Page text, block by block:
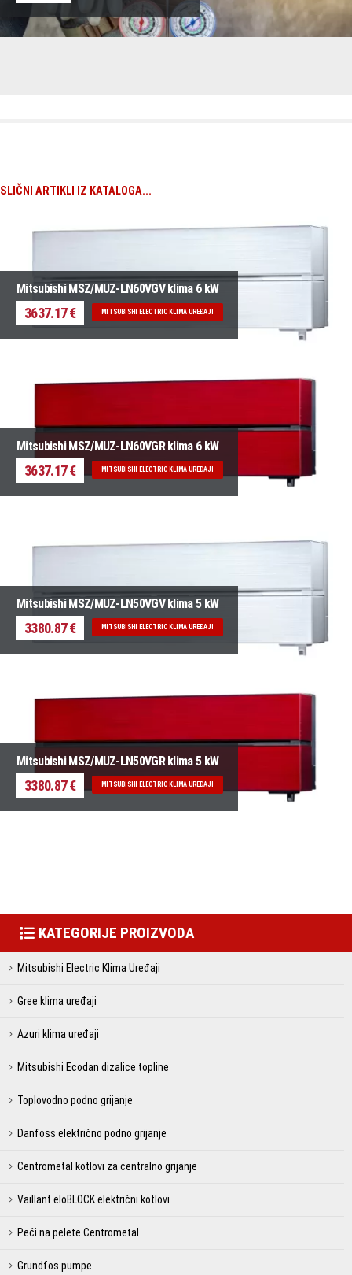
SLIČNI ARTIKLI IZ KATALOGA...
Mitsubishi MSZ/MUZ-LN60VGV klima 6 kW
3637.17 € MITSUBISHI ELECTRIC KLIMA UREĐAJI
Mitsubishi MSZ/MUZ-LN60VGR klima 6 kW
3637.17 € MITSUBISHI ELECTRIC KLIMA UREĐAJI
Mitsubishi MSZ/MUZ-LN50VGV klima 5 kW
3380.87 € MITSUBISHI ELECTRIC KLIMA UREĐAJI
Mitsubishi MSZ/MUZ-LN50VGR klima 5 kW
3380.87 € MITSUBISHI ELECTRIC KLIMA UREĐAJI
KATEGORIJE PROIZVODA
Mitsubishi Electric Klima Uređaji
Gree klima uređaji
Azuri klima uređaji
Mitsubishi Ecodan dizalice topline
Toplovodno podno grijanje
Danfoss električno podno grijanje
Centrometal kotlovi za centralno grijanje
Vaillant eloBLOCK električni kotlovi
Peći na pelete Centrometal
Grundfos pumpe